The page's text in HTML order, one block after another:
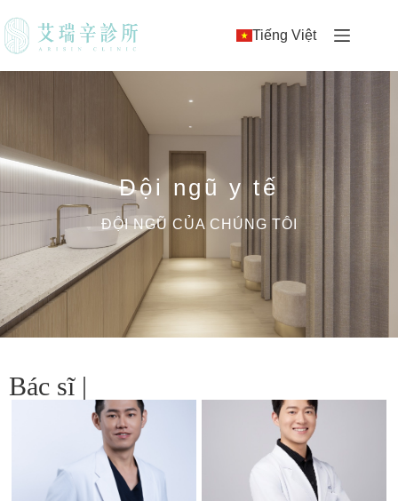
Tiếng Việt
Đội ngũ y tế
ĐỘI NGŨ CỦA CHÚNG TÔI
Bác sĩ |